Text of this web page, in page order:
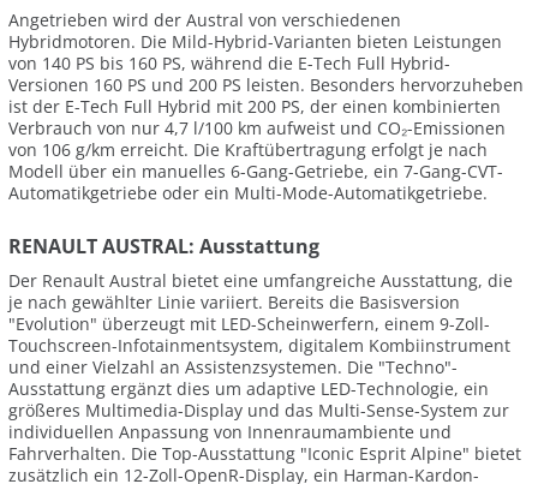
Angetrieben wird der Austral von verschiedenen
Hybridmotoren. Die Mild-Hybrid-Varianten bieten Leistungen
von 140 PS bis 160 PS, während die E-Tech Full Hybrid-
Versionen 160 PS und 200 PS leisten. Besonders hervorzuheben
ist der E-Tech Full Hybrid mit 200 PS, der einen kombinierten
Verbrauch von nur 4,7 l/100 km aufweist und CO₂-Emissionen
von 106 g/km erreicht. Die Kraftübertragung erfolgt je nach
Modell über ein manuelles 6-Gang-Getriebe, ein 7-Gang-CVT-
Automatikgetriebe oder ein Multi-Mode-Automatikgetriebe.
RENAULT AUSTRAL: Ausstattung
Der Renault Austral bietet eine umfangreiche Ausstattung, die
je nach gewählter Linie variiert. Bereits die Basisversion
"Evolution" überzeugt mit LED-Scheinwerfern, einem 9-Zoll-
Touchscreen-Infotainmentsystem, digitalem Kombiinstrument
und einer Vielzahl an Assistenzsystemen. Die "Techno"-
Ausstattung ergänzt dies um adaptive LED-Technologie, ein
größeres Multimedia-Display und das Multi-Sense-System zur
individuellen Anpassung von Innenraumambiente und
Fahrverhalten. Die Top-Ausstattung "Iconic Esprit Alpine" bietet
zusätzlich ein 12-Zoll-OpenR-Display, ein Harman-Kardon-